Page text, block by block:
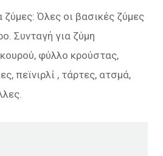
ζύμες: Όλες οι βασικές ζύμες
Συνταγή για ζύμη
φύλλο κρούστας,
πεϊνιρλί , τάρτες, ατσμά,